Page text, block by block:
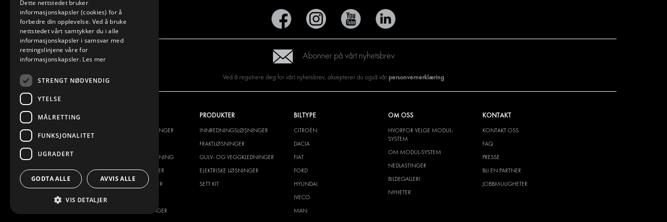
Abonner på vårt nyhetsbrev
Ved å registrere deg for vårt nyhetsbrev, aksepterer du også vår personvernerklæring
INNREDNINGSLØSNINGER
GULV- OG VEGGKLEDNING
ELEKTRISKE LØSNINGER
SIKKERHETSPRODUKTER
TILBEHØR
CONTAINERLØSNINGER
PRODUKTER
INNREDNINGSLØSNINGER
FRAKTLØSNINGER
GULV- OG VEGGKLEDNINGER
ELEKTRISKE LØSNINGER
SETT KIT
BILTYPE
CITROËN
DACIA
FIAT
FORD
HYUNDAI
IVECO
MAN
OM OSS
HVORFOR VELGE MODUL-
SYSTEM
OM MODUL-SYSTEM
NEDLASTINGER
BILDEGALLERI
NYHETER
KONTAKT
KONTAKT OSS
FAQ
PRESSE
BLI EN PARTNER
JOBBMULIGHETER
Dette nettstedet bruker
informasjonskapsler (cookies) for å
forbedre din opplevelse. Ved å bruke
nettstedet vårt samtykker du i alle
informasjonskapsler i samsvar med
retningslinjene våre for
informasjonskapsler. Les mer
STRENGT NØDVENDIG
YTELSE
MÅLRETTING
FUNKSJONALITET
UGRADERT
GODTA ALLE AVVIS ALLE
VIS DETALJER